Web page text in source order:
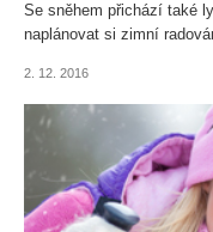
Se sněhem přichází také
naplánovat si zimní
2. 12. 2016